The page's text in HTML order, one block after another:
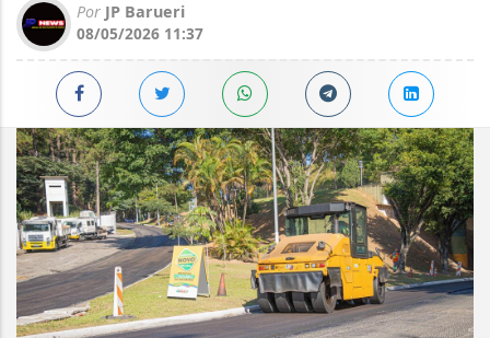
Por JP Barueri
08/05/2026 11:37